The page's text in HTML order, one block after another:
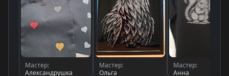
Мастер:
Александрушка
Мастер:
Ольга
Мастер:
Анна